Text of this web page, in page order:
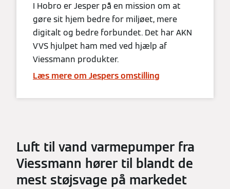
I Hobro er Jesper på en mission om at
gøre sit hjem bedre for miljøet, mere
digitalt og bedre forbundet. Det har AKN
VVS hjulpet ham med ved hjælp af
Viessmann produkter.
Læs mere om Jespers omstilling
Luft til vand varmepumper fra
Viessmann hører til blandt de
mest støjsvage på markedet